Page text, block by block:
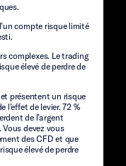
compte risque limité
complexes. Le trading
élevé de perdre de
présentent un risque
l’effet de levier. 72 %
de l’argent
Vous devez vous
des CFD et que
élevé de perdre